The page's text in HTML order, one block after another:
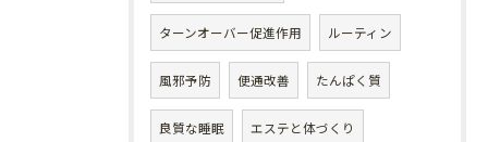
ターンオーバー促進作用 ルーティン
風邪予防 便通改善 たんぱく質
良質な睡眠 エステと体づくり